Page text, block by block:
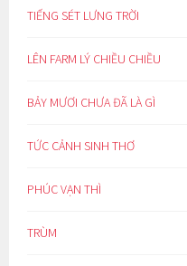
TIẾNG SÉT LƯNG TRỜI
LÊN FARM LÝ CHIỀU CHIỀU
BẢY MƯƠI CHƯA ĐÃ LÀ GÌ
TỨC CẢNH SINH THƠ
PHÚC VẠN THÌ
TRÙM